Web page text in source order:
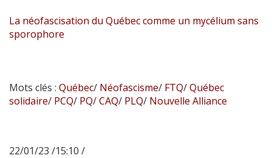
La néofascisation du Québec comme un mycélium sans
sporophore
Mots clés : Québec/ Néofascisme/ FTQ/Québec
solidaire/ PCQ/ PQ/CAQ/ PLQ/ Nouvelle Alliance
22/01/23 /15:10 /